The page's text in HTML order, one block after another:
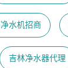
水机招商
吉林净水器代理